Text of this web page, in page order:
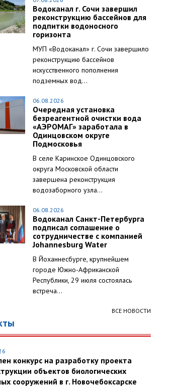
Водоканал г. Сочи завершил
реконструкцию бассейнов для
подпитки водоносного
горизонта
МУП «Водоканал» г. Сочи завершило
реконструкцию бассейнов
искусственного пополнения
подземных вод...
06.08.2026
Очередная установка
безреагентной очистки вода
«АЭРОМАГ» заработала в
Одинцовском округе
Подмосковья
В селе Каринское Одинцовского
округа Московской области
завершена реконструкция
водозаборного узла...
06.08.2026
Водоканал Санкт-Петербурга
подписал соглашение о
сотрудничестве с компанией
Johannesburg Water
В Йоханнесбурге, крупнейшем
городе Южно-Африканской
Республики, 29 июля состоялась
встреча...
ВСЕ НОВОСТИ
конкурс на разработку проекта
объектов биологических
сооружений в г. Новочебоксарске